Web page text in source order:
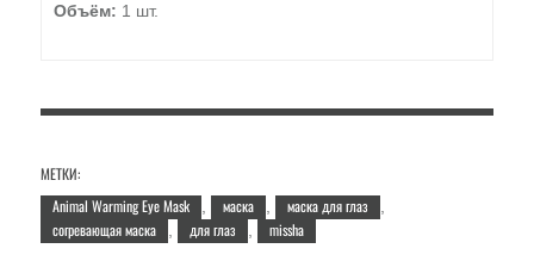
Объём: 1 шт.
МЕТКИ:
Animal Warming Eye Mask
маска маска для глаз
согревающая маска для глаз missha